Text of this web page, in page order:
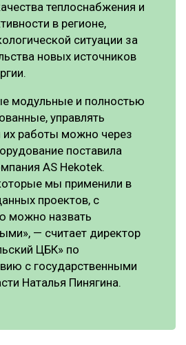
теплоснабжения и
в регионе,
ситуации за
новых источников
модульные и полностью
управлять
их работы можно через
поставила
AS Hekotek.
мы применили в
проектов, с
можно назвать
— считает директор
ЦБК» по
с государственными
Наталья Пинягина.